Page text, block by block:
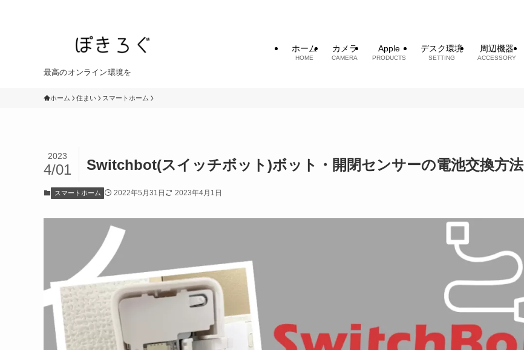
最高のオンライン環境を
ホーム
HOME
カメラ
CAMERA
Apple
PRODUCTS
デスク環境
SETTING
周辺機器
ACCESSORY
ホーム 住まい スマートホーム
Switchbot(スイッチボット)ボット・開閉センサーの電池交換方法
2023
4/01
スマートホーム 2022年5月31日 2023年4月1日